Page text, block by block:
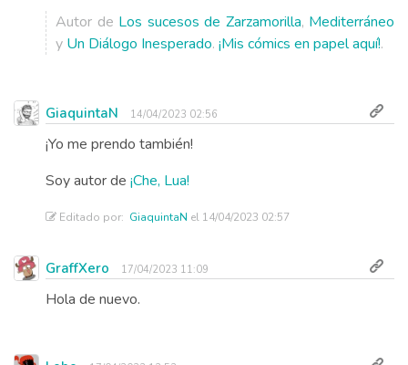
Autor de Los sucesos de Zarzamorilla, Mediterráneo
y Un Diálogo Inesperado. ¡Mis cómics en papel aquí!.
GiaquintaN 14/04/2023 02:56
¡Yo me prendo también!
Soy autor de ¡Che, Lua!
Editado por: GiaquintaN el 14/04/2023 02:57
GraffXero 17/04/2023 11:09
Hola de nuevo.